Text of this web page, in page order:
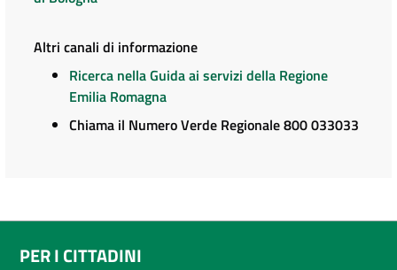
Altri canali di informazione
Ricerca nella Guida ai servizi della Regione
Emilia Romagna
Chiama il Numero Verde Regionale 800 033033
PER I CITTADINI